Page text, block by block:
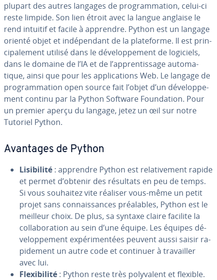
plupart des autres langages de pro­gram­ma­tion, celui-ci
reste limpide. Son lien étroit avec la langue anglaise le
rend intuitif et facile à apprendre. Python est un langage
orienté objet et in­dé­pen­dant de la pla­te­forme. Il est prin­
ci­pa­le­ment utilisé dans le dé­ve­lop­pe­ment de logiciels,
dans le domaine de l’IA et de l’ap­pren­tis­sage au­to­ma­
tique, ainsi que pour les ap­pli­ca­tions Web. Le langage de
pro­gram­ma­tion open source fait l’objet d’un dé­ve­lop­pe­
ment continu par la Python Software Foun­da­tion. Pour
un premier aperçu du langage, jetez un œil sur notre
Tutoriel Python.
Avantages de Python
Li­si­bi­lité : apprendre Python est re­la­ti­ve­ment rapide
et permet d’obtenir des résultats en peu de temps.
Si vous souhaitez vite réaliser vous-même un petit
projet sans con­nais­sances préa­lables, Python est le
meilleur choix. De plus, sa syntaxe claire facilite la
col­la­bo­ra­tion au sein d’une équipe. Les équipes dé­
ve­lop­pe­ment ex­pé­ri­men­tées peuvent aussi saisir ra­
pi­de­ment un autre code et continuer à tra­vail­ler
avec lui.
Flexi­bi­lité : Python reste très po­ly­va­lent et flexible.